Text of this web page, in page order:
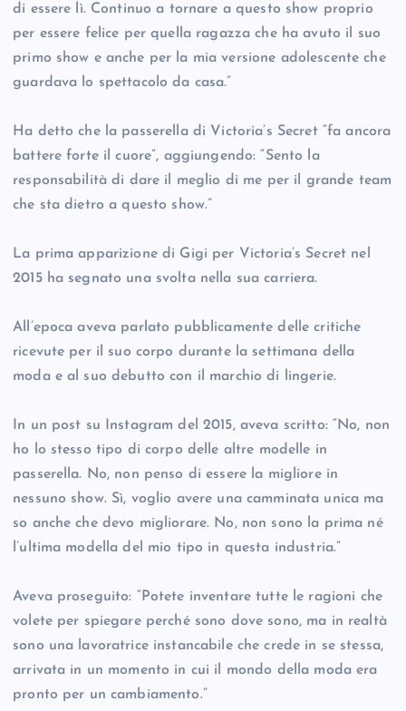
di essere lì. Continuo a tornare a questo show proprio
per essere felice per quella ragazza che ha avuto il suo
primo show e anche per la mia versione adolescente che
guardava lo spettacolo da casa.”
Ha detto che la passerella di Victoria’s Secret “fa ancora
battere forte il cuore”, aggiungendo: “Sento la
responsabilità di dare il meglio di me per il grande team
che sta dietro a questo show.”
La prima apparizione di Gigi per Victoria’s Secret nel
2015 ha segnato una svolta nella sua carriera.
All’epoca aveva parlato pubblicamente delle critiche
ricevute per il suo corpo durante la settimana della
moda e al suo debutto con il marchio di lingerie.
In un post su Instagram del 2015, aveva scritto: “No, non
ho lo stesso tipo di corpo delle altre modelle in
passerella. No, non penso di essere la migliore in
nessuno show. Sì, voglio avere una camminata unica ma
so anche che devo migliorare. No, non sono la prima né
l’ultima modella del mio tipo in questa industria.”
Aveva proseguito: “Potete inventare tutte le ragioni che
volete per spiegare perché sono dove sono, ma in realtà
sono una lavoratrice instancabile che crede in se stessa,
arrivata in un momento in cui il mondo della moda era
pronto per un cambiamento.”